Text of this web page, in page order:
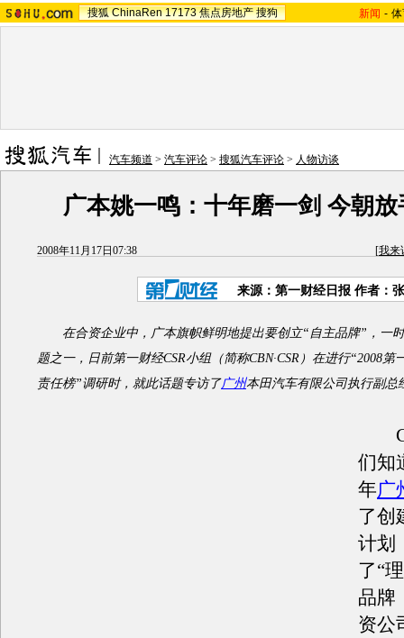
搜狐 ChinaRen 17173 焦点房地产 搜狗 新闻 -
汽车频道 > 汽车评论 > 搜狐汽车评论 > 人物访谈
广本姚一鸣：十年磨一剑 今朝
2008年11月17日07:38 [我来
来源：第一财经日报 作者：
在合资企业中，广本旗帜鲜明地提出要创立“自主品牌”，一
题之一，日前第一财经CSR小组（简称CBN·CSR）在进行“2008第
责任榜”调研时，就此话题专访了广州本田汽车有限公司执行副总
们知
年广
了创
计划
了“
品牌
资公